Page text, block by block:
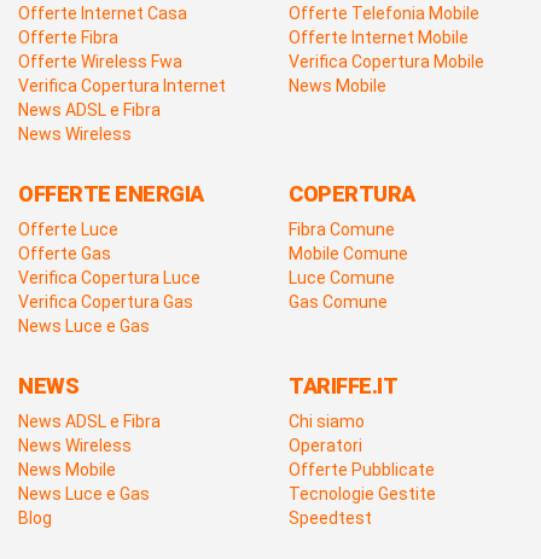
Offerte Internet Casa
Offerte Fibra
Offerte Wireless Fwa
Verifica Copertura Internet
News ADSL e Fibra
News Wireless
Offerte Telefonia Mobile
Offerte Internet Mobile
Verifica Copertura Mobile
News Mobile
OFFERTE ENERGIA
Offerte Luce
Offerte Gas
Verifica Copertura Luce
Verifica Copertura Gas
News Luce e Gas
COPERTURA
Fibra Comune
Mobile Comune
Luce Comune
Gas Comune
NEWS
News ADSL e Fibra
News Wireless
News Mobile
News Luce e Gas
Blog
TARIFFE.IT
Chi siamo
Operatori
Offerte Pubblicate
Tecnologie Gestite
Speedtest